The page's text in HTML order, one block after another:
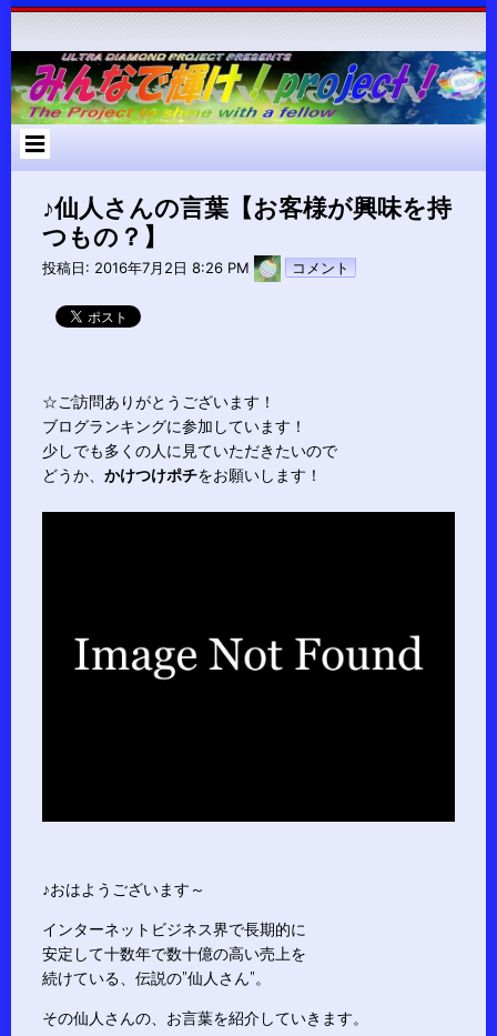
コ
ン
ツ
へ
ス
♪仙人さんの言葉【お客様が興味を持
つもの？】
投稿日: 2016年7月2日 8:26 PM pokari7
コメント
☆ご訪問ありがとうございます！
ブログランキングに参加しています！
少しでも多くの人に見ていただきたいので
どうか、 かけつけポチをお願いします！
♪おはようございます～
インターネットビジネス界で長期的に
安定して十数年で数十億の高い売上を
続けている、伝説の”仙人さん”。
その仙人さんの、お言葉を紹介していきます。